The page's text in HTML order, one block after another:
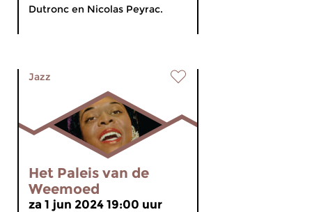
Dutronc en Nicolas Peyrac.
Jazz
Het Paleis van de
Weemoed
za 1 jun 2024 19:00 uur